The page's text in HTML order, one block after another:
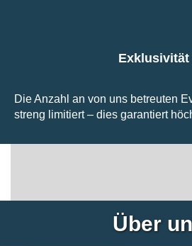
Exklusivität
Die Anzahl an von uns betreuten
streng limitiert – dies garantiert
Über